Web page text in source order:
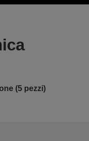
(5 pezzi)